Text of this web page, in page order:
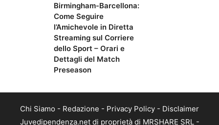
Birmingham-Barcellona:
Come Seguire
l’Amichevole in Diretta
Streaming sul Corriere
dello Sport – Orari e
Dettagli del Match
Preseason
Chi Siamo - Redazione - Privacy Policy - Disclaimer
Juvedipendenza.net di proprietà di MRSHARE SRL -